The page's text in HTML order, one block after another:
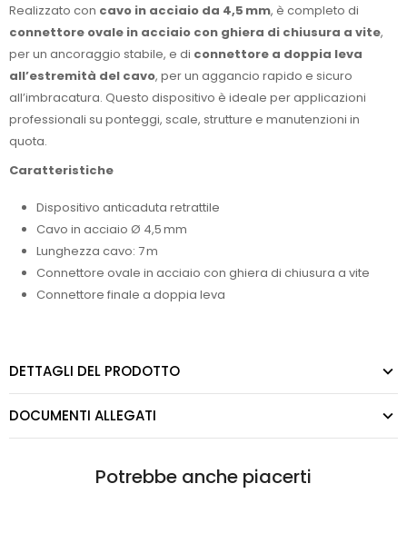
Realizzato con cavo in acciaio da 4,5 mm, è completo di
connettore ovale in acciaio con ghiera di chiusura a vite,
per un ancoraggio stabile, e di connettore a doppia leva
all’estremità del cavo, per un aggancio rapido e sicuro
all’imbracatura. Questo dispositivo è ideale per applicazioni
professionali su ponteggi, scale, strutture e manutenzioni in
quota.
Caratteristiche
Dispositivo anticaduta retrattile
Cavo in acciaio Ø 4,5 mm
Lunghezza cavo: 7 m
Connettore ovale in acciaio con ghiera di chiusura a vite
Connettore finale a doppia leva
DETTAGLI DEL PRODOTTO
DOCUMENTI ALLEGATI
Potrebbe anche piacerti